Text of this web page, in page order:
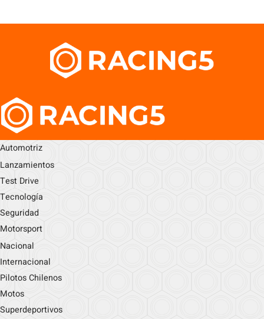
Automotriz
Lanzamientos
Test Drive
Tecnología
Seguridad
Motorsport
Nacional
Internacional
Pilotos Chilenos
Motos
Superdeportivos